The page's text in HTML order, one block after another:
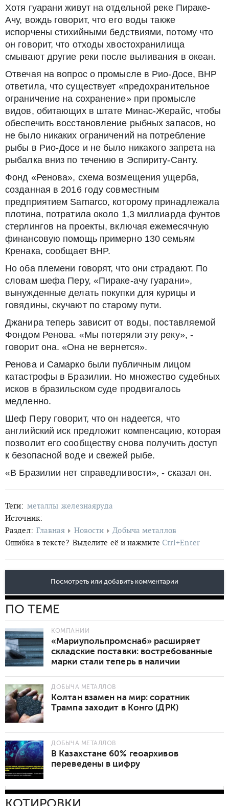
Хотя гуарани живут на отдельной реке Пираке-
Ачу, вождь говорит, что его воды также
испорчены стихийными бедствиями, потому что
он говорит, что отходы хвостохранилища
смывают другие реки после выливания в океан.
Отвечая на вопрос о промысле в Рио-Досе, BHP
ответила, что существует «предохранительное
ограничение на сохранение» при промысле
видов, обитающих в штате Минас-Жерайс, чтобы
обеспечить восстановление рыбных запасов, но
не было никаких ограничений на потребление
рыбы в Рио-Досе и не было никакого запрета на
рыбалка вниз по течению в Эспириту-Санту.
Фонд «Ренова», схема возмещения ущерба,
созданная в 2016 году совместным
предприятием Samarco, которому принадлежала
плотина, потратила около 1,3 миллиарда фунтов
стерлингов на проекты, включая ежемесячную
финансовую помощь примерно 130 семьям
Кренака, сообщает BHP.
Но оба племени говорят, что они страдают. По
словам шефа Перу, «Пираке-ачу гуарани»,
вынужденные делать покупки для курицы и
говядины, скучают по старому пути.
Джанира теперь зависит от воды, поставляемой
Фондом Ренова. «Мы потеряли эту реку», -
говорит она. «Она не вернется».
Ренова и Самарко были публичным лицом
катастрофы в Бразилии. Но множество судебных
исков в бразильском суде продвигалось
медленно.
Шеф Перу говорит, что он надеется, что
английский иск предложит компенсацию, которая
позволит его сообществу снова получить доступ
к безопасной воде и свежей рыбе.
«В Бразилии нет справедливости», - сказал он.
Теги: металлы железнаяруда
Источник:
Раздел: Главная Новости
Добыча металлов
Ошибка в тексте? Выделите её и нажмите Ctrl+Enter
Посмотреть или добавить комментарии
ПО ТЕМЕ
КОМПАНИИ
«Мариупольпромснаб» расширяет
складские поставки: востребованные
марки стали теперь в наличии
ДОБЫЧА МЕТАЛЛОВ
Колтан взамен на мир: соратник
Трампа заходит в Конго (ДРК)
ДОБЫЧА МЕТАЛЛОВ
В Казахстане 60% геоархивов
переведены в цифру